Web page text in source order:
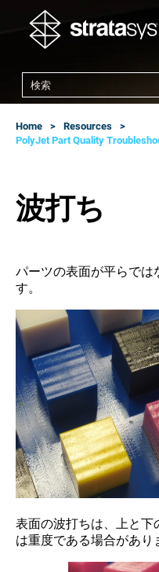
Home
Resources
PolyJet Part Quality
波打ち
パーツの表面が平らでは
す。
表面の波打ちは、上と下
は重度である場合があり